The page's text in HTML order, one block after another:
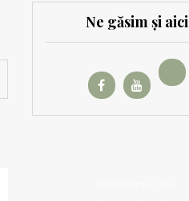
Ne găsim și aici